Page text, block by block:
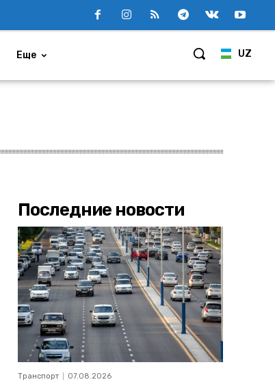
UZ
Еще
Последние новости
Транспорт 07.08.2026